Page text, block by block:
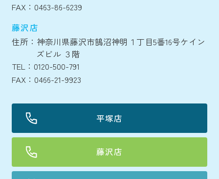
FAX：0463-86-6239
藤沢店
住所：神奈川県藤沢市鵠沼神明１丁目5番16号ケイン
ズビル ３階
TEL：0120-500-791
FAX：0466-21-9923
平塚店
藤沢店